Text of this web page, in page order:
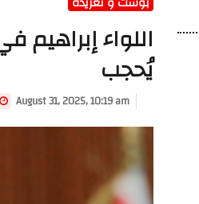
اللواء
يُحجب
August 31, 2025, 10:19 am